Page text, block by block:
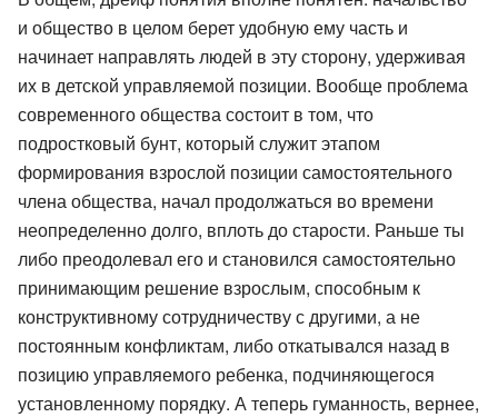
и общество в целом берет удобную ему часть и
начинает направлять людей в эту сторону, удерживая
их в детской управляемой позиции. Вообще проблема
современного общества состоит в том, что
подростковый бунт, который служит этапом
формирования взрослой позиции самостоятельного
члена общества, начал продолжаться во времени
неопределенно долго, вплоть до старости. Раньше ты
либо преодолевал его и становился самостоятельно
принимающим решение взрослым, способным к
конструктивному сотрудничеству с другими, а не
постоянным конфликтам, либо откатывался назад в
позицию управляемого ребенка, подчиняющегося
установленному порядку. А теперь гуманность, вернее,